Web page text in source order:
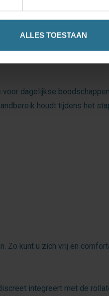
ALLES TOESTAAN
extra opbergruimte nodig
en boodschappen veilig en
dagelijkse
houdt tijdens het
Zo kunt u zich vrij en
integreert met de